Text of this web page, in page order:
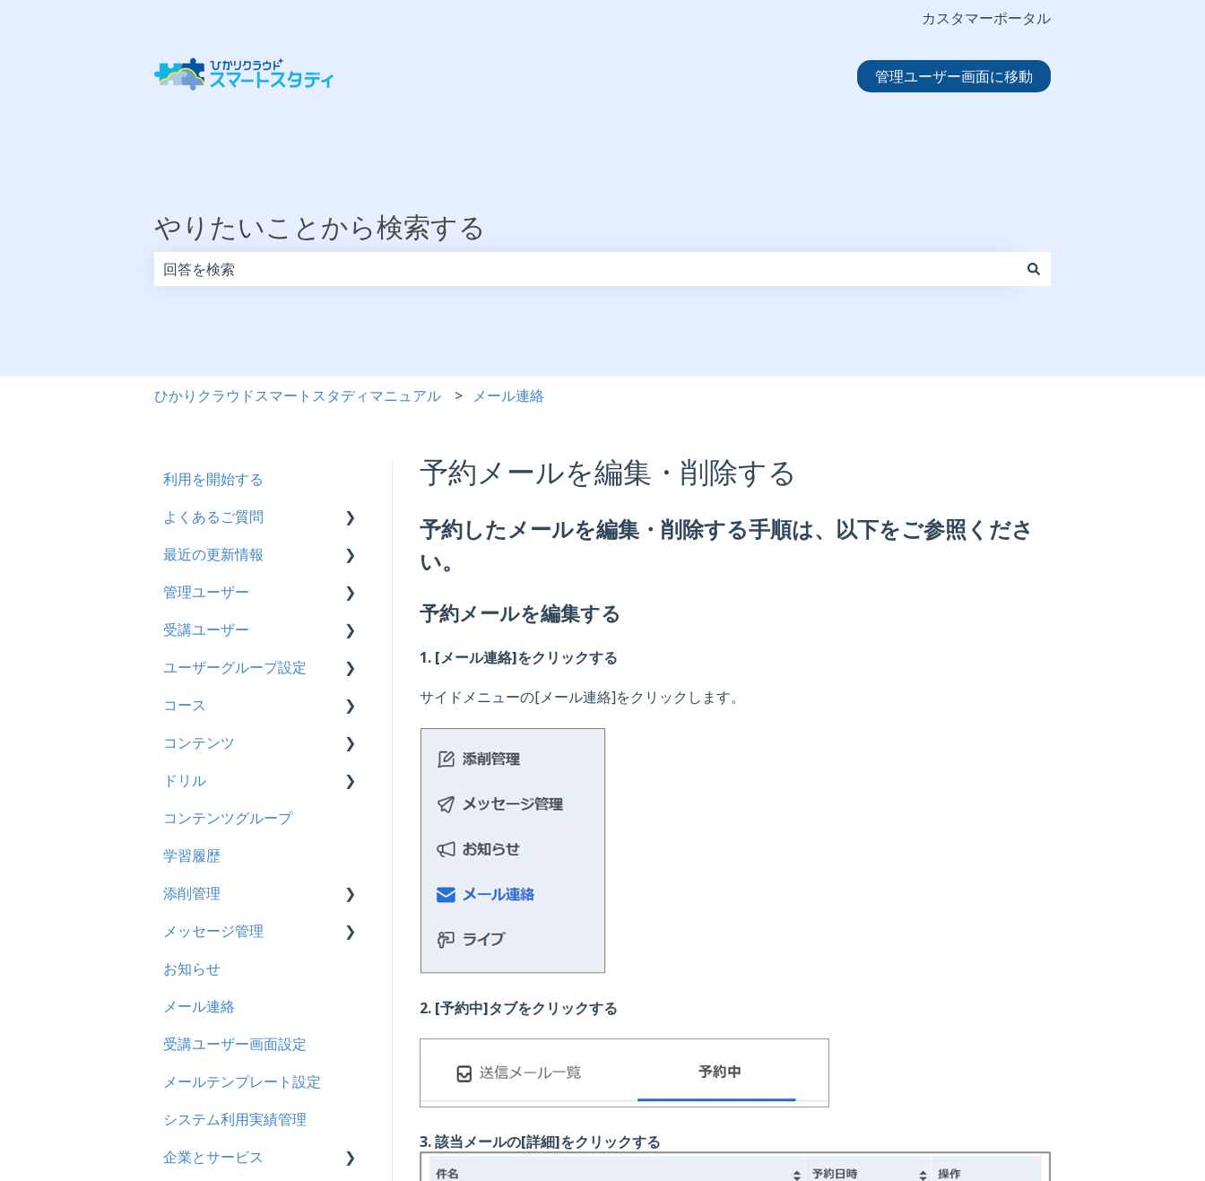
カスタマーポータル
管理ユーザー画面に移動
やりたいことから検索する
ひかりクラウドスマートスタディマニュアル メール連絡
予約メールを編集・削除する
予約したメールを編集・削除する手順は、以下をご参照くださ
い。
予約メールを編集する
1. [メール連絡]をクリックする
サイドメニューの[メール連絡]をクリックします。
2. [予約中]タブをクリックする
3. 該当メールの[詳細]をクリックする
利用を開始する
よくあるご質問
契約
トライアル
カスタマイズ
インターネット・セキュリ
ザー
履歴
コンテンツ
CSV
ドキュメント
ビデオ
ドリル
メール
メッセージ
お知らせ
多言語変換
最近の更新情報
2026年8月アップデート
2026年2月アップデート
2025年10月アップデート
2025年9月アップデート
2025年3月アップデート
2024年12月アップデート
2024年8月アップデート
2024年5月アップデート
2023年12月アップデート
2023年11月アップデート
2023年8月アップデート
2023年4月アップデート
管理ユーザー
管理ユーザーの統合につい
受講ユーザー
基本操作
【新レイアウト】受講ユー
編集について
ユーザーグループ設定
【新レイアウト】ユーザー
グループ設定
コース
基本操作
新レイアウト
旧レイアウト
コース詳細設定の参考
ストレスチェック
CSVについて
コンテンツ
ビデオ
ドキュメント
多言語表示
リンク
ドリル
概要
問題について
ドリルについて
【問題・ドリル】の参考
ドリルスキンについて
問題属性
コンテンツグループ
学習履歴
添削管理
概要
基本操作
採点権限のみを持ったユー
ユーザ
メッセージ管理
基本操作
リンクメッセージスレッド
お知らせ
メール連絡
受講ユーザー画面設定
メールテンプレート設定
システム利用実績管理
企業とサービス